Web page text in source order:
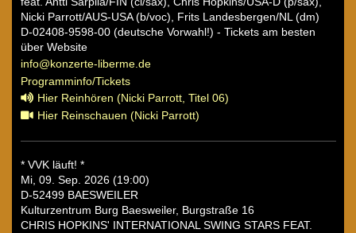
Nicki Parrott/AUS-USA (b/voc), Frits Landesbergen/NL (dm)
D-02408-9598-00 (deutsche Vorwahl!) - Tickets am besten
über Website
info@konzerte-liberme.de
Programminfo/Tickets
Hier Reinhören (Nicki Parrott, Titel 06)
Hier Reinschauen (Nicki Parrott)
* VVK läuft! *
Mi, 09. Sep. 2026 (19:00)
D-52499 BAESWEILER
Kulturzentrum Burg Baesweiler, Burgstraße 16
CHRIS HOPKINS' INTERNATIONAL SWING STARS FEAT.